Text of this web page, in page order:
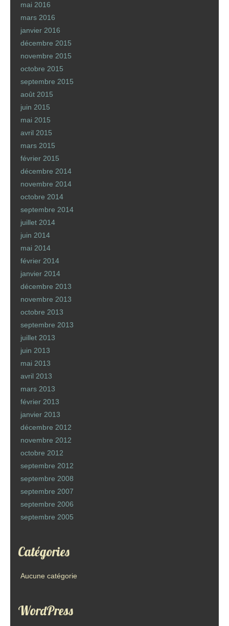
mai 2016
mars 2016
janvier 2016
décembre 2015
novembre 2015
octobre 2015
septembre 2015
août 2015
juin 2015
mai 2015
avril 2015
mars 2015
février 2015
décembre 2014
novembre 2014
octobre 2014
septembre 2014
juillet 2014
juin 2014
mai 2014
février 2014
janvier 2014
décembre 2013
novembre 2013
octobre 2013
septembre 2013
juillet 2013
juin 2013
mai 2013
avril 2013
mars 2013
février 2013
janvier 2013
décembre 2012
novembre 2012
octobre 2012
septembre 2012
septembre 2008
septembre 2007
septembre 2006
septembre 2005
Catégories
Aucune catégorie
WordPress